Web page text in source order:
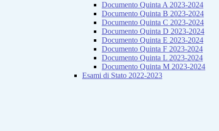
Documento Quinta A 2023-2024
Documento Quinta B 2023-2024
Documento Quinta C 2023-2024
Documento Quinta D 2023-2024
Documento Quinta E 2023-2024
Documento Quinta F 2023-2024
Documento Quinta L 2023-2024
Documento Quinta M 2023-2024
Esami di Stato 2022-2023